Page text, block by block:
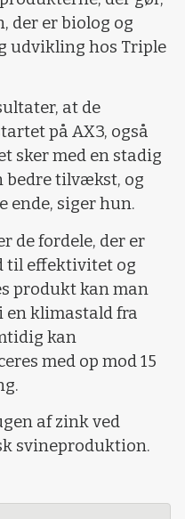
der er biolog og
udvikling hos Triple
at de
på AX3, også
sker med en stadig
bedre tilvækst, og
ende, siger hun.
de fordele, der er
til effektivitet og
produkt kan man
en klimastald fra
kan
med op mod 15
af zink ved
svineproduktion.